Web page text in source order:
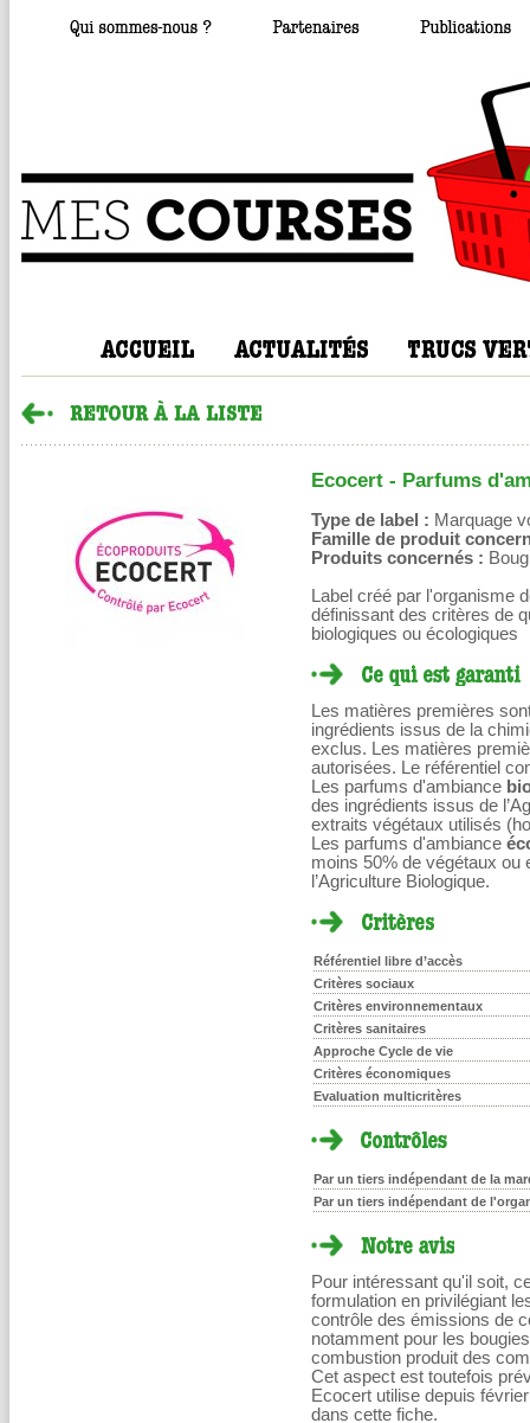
Ecocert - Parfums
Type de label : Marquage
Famille de produit
Produits concernés :
Label créé par l'organisme
définissant des critères de
biologiques ou écologiques
Les matières premières
ingrédients issus de la
exclus. Les matières
autorisées. Le référentiel
Les parfums d'ambiance
des ingrédients issus de
extraits végétaux utilisés
Les parfums d'ambiance
moins 50% de végétaux
l’Agriculture Biologique.
Référentiel libre d’accès
Critères sociaux
Critères environnementaux
Critères sanitaires
Approche Cycle de vie
Critères économiques
Evaluation multicritères
Par un tiers indépendant de la
Par un tiers indépendant de
Pour intéressant qu'il soit,
formulation en privilégiant
contrôle des émissions de
notamment pour les
combustion produit des
Cet aspect est toutefois
Ecocert utilise depuis
dans cette fiche.